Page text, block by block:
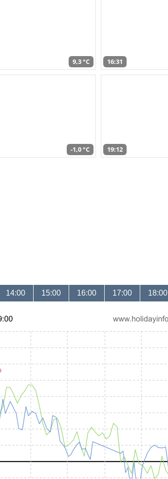
9,3 °C 16:31
-1,0 °C 19:12
14:00 15:00 16:00 17:00 18:00